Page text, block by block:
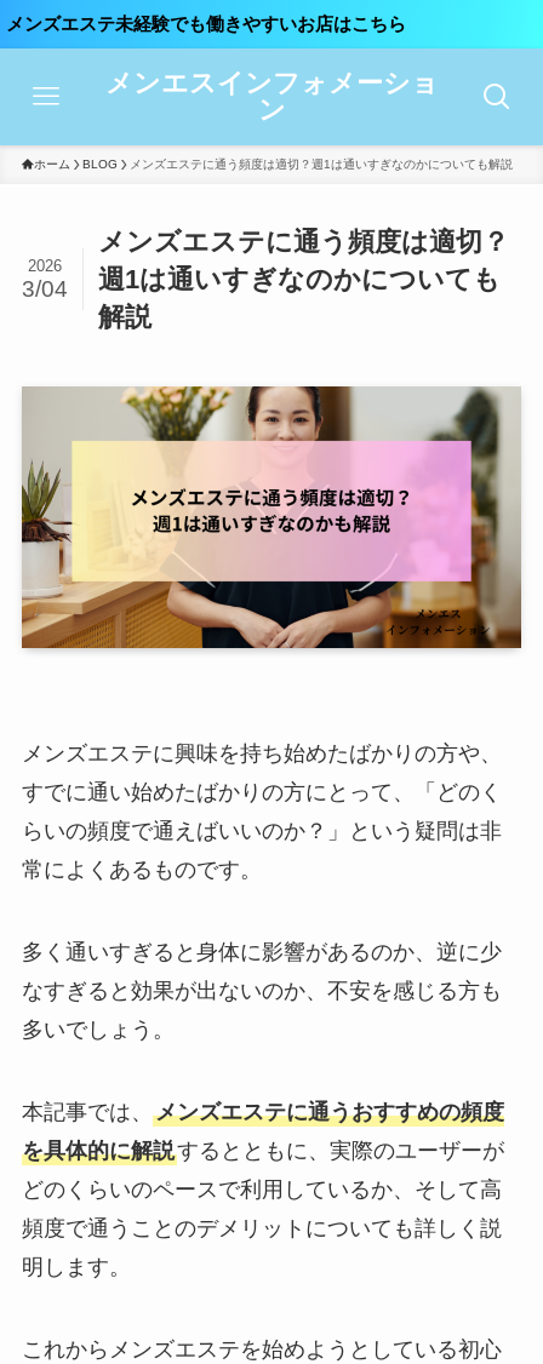
ステ未経験でも働きやすいお店はこちら
メンエスインフォメーショ
ン
ホーム BLOG メンズエステに通う頻度は適切？週1は通いすぎなのかについても解説
メンズエステに通う頻度は適切？
週1は通いすぎなのかについても
解説
2026
3/04
メンズエステに興味を持ち始めたばかりの方や、
すでに通い始めたばかりの方にとって、「どのく
らいの頻度で通えばいいのか？」という疑問は非
常によくあるものです。
多く通いすぎると身体に影響があるのか、逆に少
なすぎると効果が出ないのか、不安を感じる方も
多いでしょう。
本記事では、 メンズエステに通うおすすめの頻度
を具体的に解説するとともに、実際のユーザーが
どのくらいのペースで利用しているか、そして高
頻度で通うことのデメリットについても詳しく説
明します。
これからメンズエステを始めようとしている初心